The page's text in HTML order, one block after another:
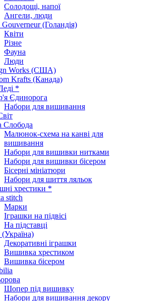
Солодощі, напої
Ангели, люди
Gouverneur (Голандія)
Квіти
Різне
Фауна
Люди
Works (США)
Krafts (Канада)
*
Єдинорога
Набори для вишивання
Слобода
Малюнок-схема на канві для
вишивання
Набори для вишивки нитками
Набори для вишивки бісером
Бісерні мініатюри
Набори для шиття ляльок
хрестики *
stitch
Марки
Іграшки на підвісі
На підставці
Декоративні іграшки
Вишивка хрестиком
Вишивка бісером
Шопер під вишивку
Набори для вишивання декору